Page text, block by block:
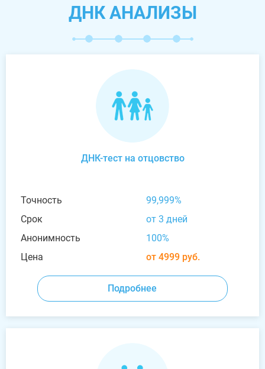
ДНК АНАЛИЗЫ
ДНК-тест на отцовство
Точность
99,999%
Срок
от 3 дней
Анонимность
100%
Цена
от 4999 руб.
Подробнее